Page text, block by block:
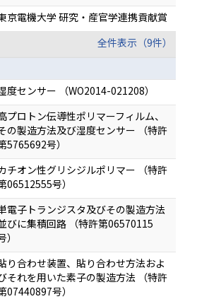
京電機大学 研究・産官学連携貢献賞
全件表示（9件）
度センサー （WO2014-021208）
プロトン伝導性ポリマーフィルム、
の製造方法及び湿度センサー （特許
5765692号）
チオン性グリシジルポリマー （特許
06512555号）
電子トランジスタ及びその製造方法
びに集積回路 （特許第06570115
）
り合わせ装置、貼り合わせ方法およ
それを用いた素子の製造方法 （特許
07440897号）